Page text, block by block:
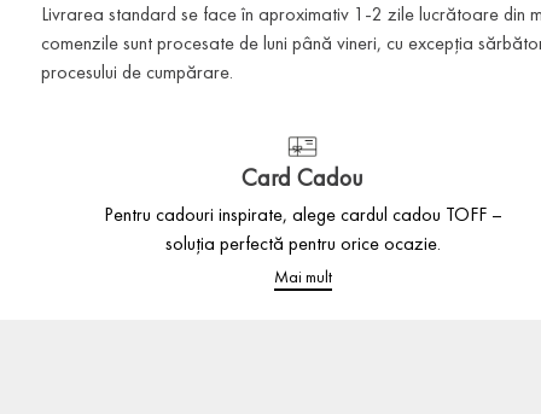
Livrarea standard se face în aproximativ 1-2 zile lucrătoare din
comenzile sunt procesate de luni până vineri, cu excepția
procesului de cumpărare.
Card Cadou
Pentru cadouri inspirate, alege cardul cadou TOFF –
soluția perfectă pentru orice ocazie.
Mai mult